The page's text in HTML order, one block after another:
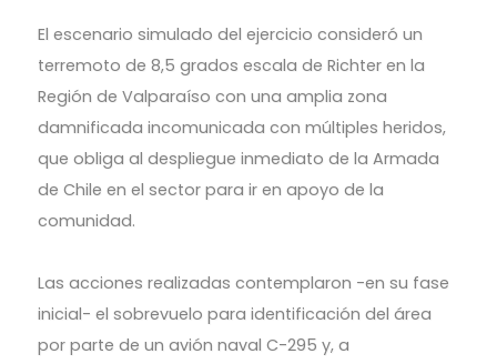
El escenario simulado del ejercicio consideró un
terremoto de 8,5 grados escala de Richter en la
Región de Valparaíso con una amplia zona
damnificada incomunicada con múltiples heridos,
que obliga al despliegue inmediato de la Armada
de Chile en el sector para ir en apoyo de la
comunidad.
Las acciones realizadas contemplaron -en su fase
inicial- el sobrevuelo para identificación del área
por parte de un avión naval C-295 y, a